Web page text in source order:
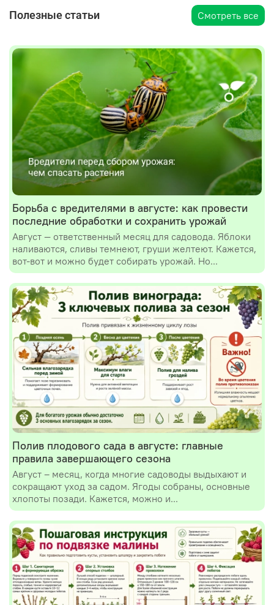
Полезные статьи Смотреть все
Борьба с вредителями в августе: как провести
последние обработки и сохранить урожай
Август — ответственный месяц для садовода. Яблоки
наливаются, сливы темнеют, груши желтеют. Кажется,
вот-вот и можно будет собирать урожай. Но...
Полив плодового сада в августе: главные
правила завершающего сезона
Август – месяц, когда многие садоводы выдыхают и
сокращают уход за садом. Ягоды собраны, основные
хлопоты позади. Кажется, можно и...